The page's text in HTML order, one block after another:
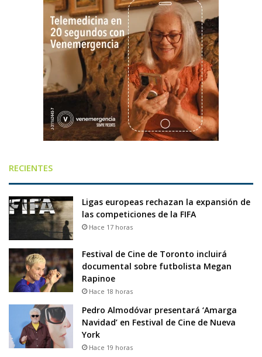
RECIENTES
Ligas europeas rechazan la expansión de
las competiciones de la FIFA
Hace 17 horas
Festival de Cine de Toronto incluirá
documental sobre futbolista Megan
Rapinoe
Hace 18 horas
Pedro Almodóvar presentará ‘Amarga
Navidad’ en Festival de Cine de Nueva
York
Hace 19 horas